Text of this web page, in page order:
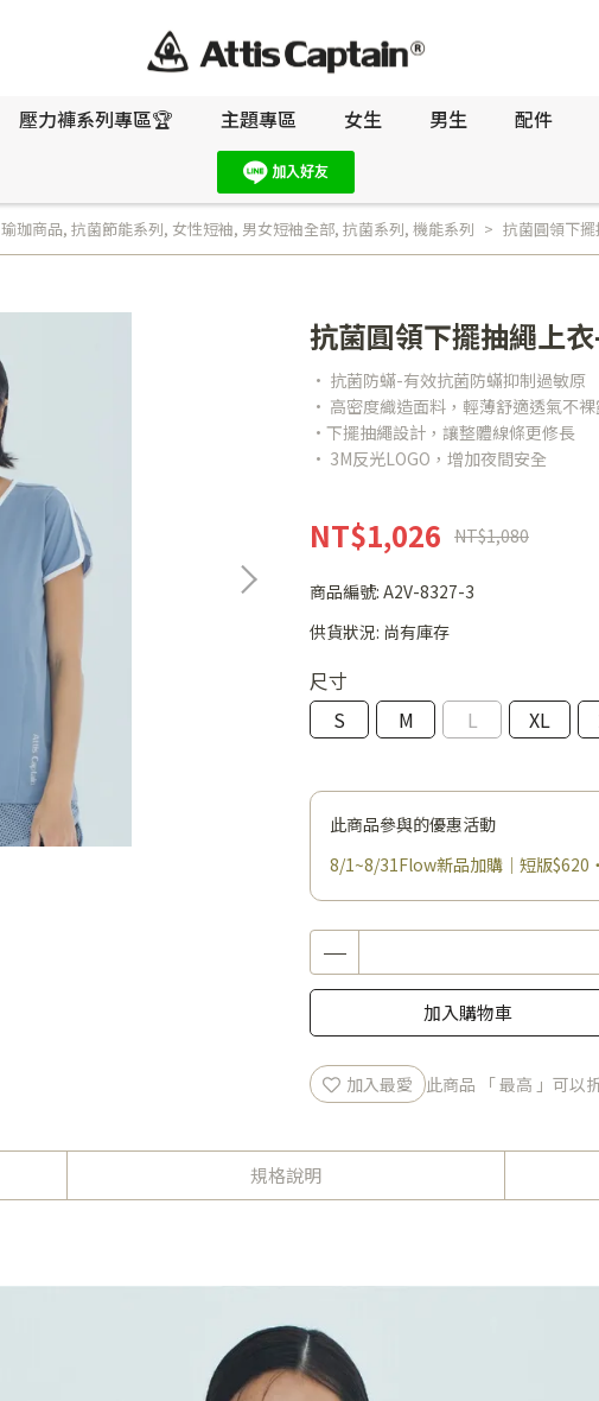
壓力褲系列專區🏆 主題專區 女生 男生 配件
瑜珈商品, 抗菌節能系列, 女性短袖, 男女短袖全部, 抗菌系列, 機能系列 抗菌圓領下
抗菌圓領下擺抽繩上
• 抗菌防蟎-有效抗菌防蟎抑制過敏原
• 高密度織造面料，輕薄舒適透氣不裸
•下擺抽繩設計，讓整體線條更修長
• 3M反光LOGO，增加夜間安全
NT$1,026 NT$1,080
商品編號: A2V-8327-3
供貨狀況: 尚有庫存
尺寸
S
M L XL
此商品參與的優惠活動
8/1~8/31Flow新品加購｜短版$620
加入購物車
加入最愛 此商品 「 最高 」可以
規格說明